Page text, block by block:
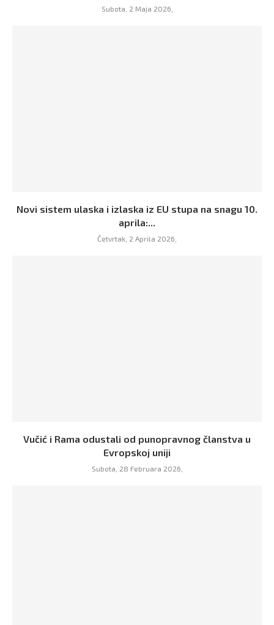
Subota, 2 Maja 2026,
Novi sistem ulaska i izlaska iz EU stupa na snagu 10.
aprila:...
Četvrtak, 2 Aprila 2026,
Vučić i Rama odustali od punopravnog članstva u
Evropskoj uniji
Subota, 28 Februara 2026,